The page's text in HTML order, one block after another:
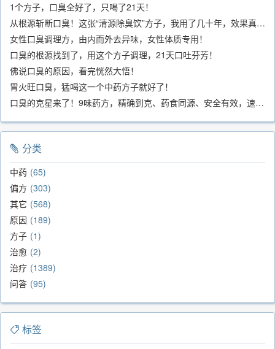
1个方子，口臭全好了，只喝了21天！
从根源斩断口臭！这张“清源除臭饮”方子，我用了几十年，效果真不错
女性口臭调理方，由内而外去异味，女性体质专用！
口臭的根源找到了，用这个方子调理，21天口吐芬芳！
佛说口臭的原因，看完恍然大悟！
胃火旺口臭，猛喝这一个中药方子就好了！
口臭的克星来了！9味药方，精确到克、药食同源、安全有效，速看！
分类
中药 65
偏方 303
其它 568
原因 189
方子 1
治愈 2
治疗 1389
问答 95
标签